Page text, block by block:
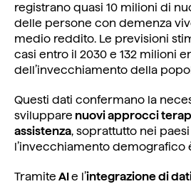
registrano quasi 10 milioni di
delle persone con demenza
medio reddito. Le previsioni
casi entro il 2030 e 132 milioni
dell’invecchiamento della
Questi dati confermano la
sviluppare nuovi approcci
assistenza, soprattutto nei
l’invecchiamento demografico
Tramite AIe l’integrazione di